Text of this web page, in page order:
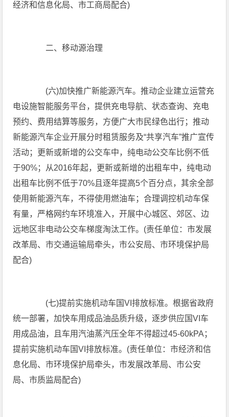
经济和信息化局、市工商局配合)
二、移动源治理
(六)加快推广新能源汽车。推动企业建立运营充
电设施智能服务平台，提供充电导航、状态查询、充电
预约、费用结算等服务，方便广大市民绿色出行；推动
新能源汽车企业开展分时租赁服务及“共享汽车”推广宣传
活动；更新或新增的公交车中，纯电动公交车比例不低
于90%；从2016年起，更新或新增的出租车中，纯电动
出租车比例不低于70%且逐年提高5个百分点，其余全部
使用新能源汽车，不得使用燃油车；合理调控机动车保
有量，严格网约车环境准入，开展中心城区、郊区、边
远地区非电动公交车梯度淘汰工作。(责任单位：市发展
改革局、市交通运输局牵头，市公安局、市环境保护局
配合)
(七)提前实施机动车国VI排放标准。根据省政府
统一部署，加快车用成品油品质升级，逐步供应国VI车
用成品油，且车用汽油蒸汽压全年不得超过45-60kPA；
提前实施机动车国VI排放标准。(责任单位：市经济和信
息化局、市环境保护局牵头，市发展改革局、市公安
局、市质监局配合)